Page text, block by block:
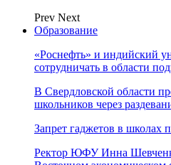
Prev Next
Образование
«Роснефть» и индийский
сотрудничать в области
В Свердловской области
школьников через
Запрет гаджетов в школах
Ректор ЮФУ Инна